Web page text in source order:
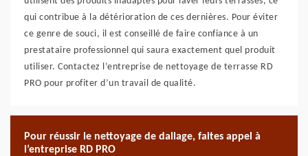
qui contribue à la détérioration de ces dernières. Pour éviter
ce genre de souci, il est conseillé de faire confiance à un
prestataire professionnel qui saura exactement quel produit
utiliser. Contactez l’entreprise de nettoyage de terrasse RD
PRO pour profiter d’un travail de qualité.
Pour réussir le nettoyage de dallage, faites appel à
l’entreprise RD PRO